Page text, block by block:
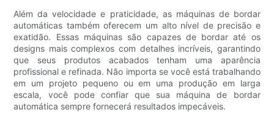
Além da velocidade e praticidade, as máquinas de bordar
automáticas também oferecem um alto nível de precisão e
exatidão. Essas máquinas são capazes de bordar até os
designs mais complexos com detalhes incríveis, garantindo
que seus produtos acabados tenham uma aparência
profissional e refinada. Não importa se você está trabalhando
em um projeto pequeno ou em uma produção em larga
escala, você pode confiar que sua máquina de bordar
automática sempre fornecerá resultados impecáveis.